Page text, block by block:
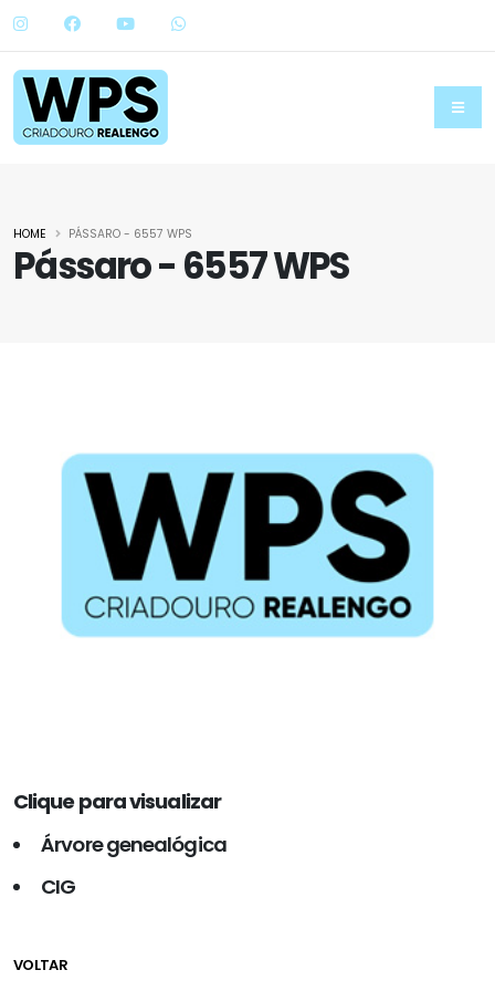
Pássaro - 6557 WPS
HOME PÁSSARO - 6557 WPS
Clique para visualizar
Árvore genealógica
CIG
VOLTAR